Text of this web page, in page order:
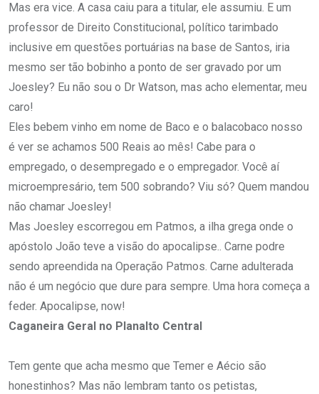
Mas era vice. A casa caiu para a titular, ele assumiu. E um
professor de Direito Constitucional, político tarimbado
inclusive em questões portuárias na base de Santos, iria
mesmo ser tão bobinho a ponto de ser gravado por um
Joesley? Eu não sou o Dr Watson, mas acho elementar, meu
caro!
Eles bebem vinho em nome de Baco e o balacobaco nosso
é ver se achamos 500 Reais ao mês! Cabe para o
empregado, o desempregado e o empregador. Você aí
microempresário, tem 500 sobrando? Viu só? Quem mandou
não chamar Joesley!
Mas Joesley escorregou em Patmos, a ilha grega onde o
apóstolo João teve a visão do apocalipse.. Carne podre
sendo apreendida na Operação Patmos. Carne adulterada
não é um negócio que dure para sempre. Uma hora começa a
feder. Apocalipse, now!
Caganeira Geral no Planalto Central
Tem gente que acha mesmo que Temer e Aécio são
honestinhos? Mas não lembram tanto os petistas,